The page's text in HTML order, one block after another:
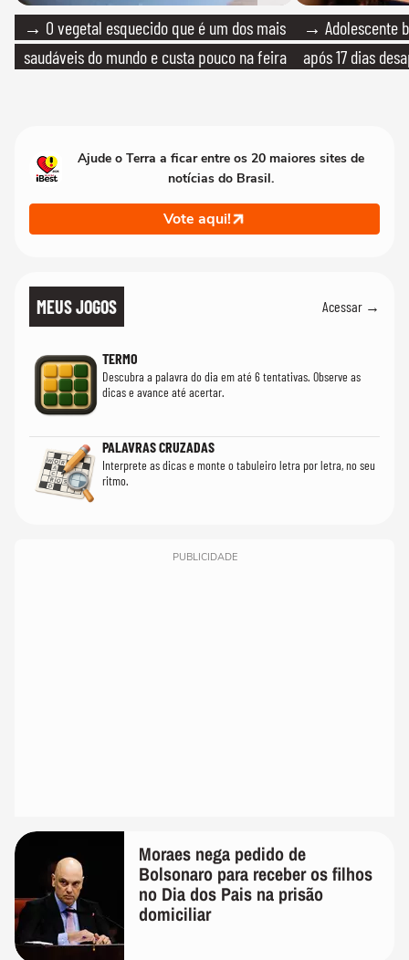
→ O vegetal esquecido que é um dos mais
saudáveis do mundo e custa pouco na feira
→ Adolescente
após 17 dias
Ajude o Terra a ficar entre os 20 maiores sites de
notícias do Brasil.
Vote aqui!
MEUS JOGOS Acessar →
TERMO
Descubra a palavra do dia em até 6 tentativas. Observe as
dicas e avance até acertar.
PALAVRAS CRUZADAS
Interprete as dicas e monte o tabuleiro letra por letra, no seu
ritmo.
PUBLICIDADE
Moraes nega pedido de
Bolsonaro para receber os filhos
no Dia dos Pais na prisão
domiciliar